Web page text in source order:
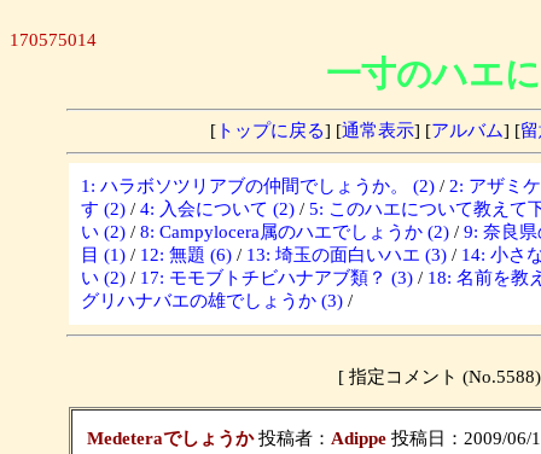
170575014
一寸のハエ
[トップに戻る] [通常表示] [アルバム] [
1: ハラボソツリアブの仲間でしょうか。 (2) / 2: アザミ
す (2) / 4: 入会について (2) / 5: このハエについて教えて
い (2) / 8: Campylocera属のハエでしょうか (2) / 9: 奈良
目 (1) / 12: 無題 (6) / 13: 埼玉の面白いハエ (3) / 14: 小さ
い (2) / 17: モモブトチビハナアブ類？ (3) / 18: 名前を教
グリハナバエの雄でしょうか (3) /
[ 指定コメント
Medeteraでしょうか投稿者： Adippe投稿日：2009/06/